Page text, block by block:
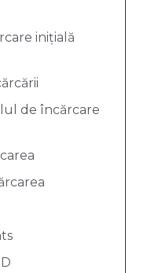
inițială
de încărcare